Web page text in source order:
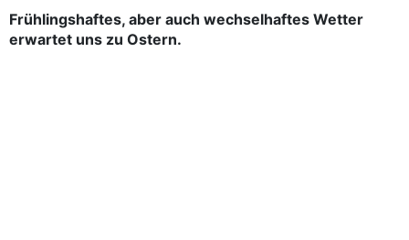
Frühlingshaftes, aber auch wechselhaftes Wetter
erwartet uns zu Ostern.